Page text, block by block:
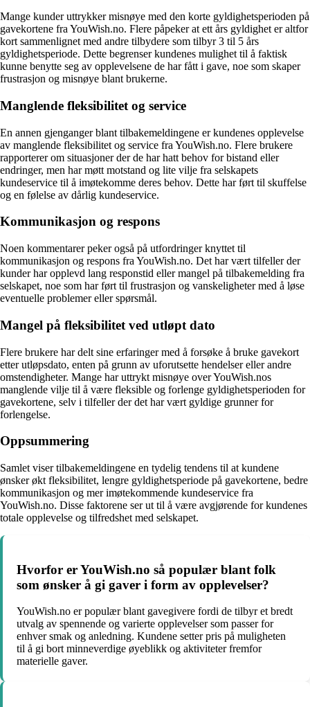
Mange kunder uttrykker misnøye med den korte gyldighetsperioden på
gavekortene fra YouWish.no. Flere påpeker at ett års gyldighet er altfor
kort sammenlignet med andre tilbydere som tilbyr 3 til 5 års
gyldighetsperiode. Dette begrenser kundenes mulighet til å faktisk
kunne benytte seg av opplevelsene de har fått i gave, noe som skaper
frustrasjon og misnøye blant brukerne.
Manglende fleksibilitet og service
En annen gjenganger blant tilbakemeldingene er kundenes opplevelse
av manglende fleksibilitet og service fra YouWish.no. Flere brukere
rapporterer om situasjoner der de har hatt behov for bistand eller
endringer, men har møtt motstand og lite vilje fra selskapets
kundeservice til å imøtekomme deres behov. Dette har ført til skuffelse
og en følelse av dårlig kundeservice.
Kommunikasjon og respons
Noen kommentarer peker også på utfordringer knyttet til
kommunikasjon og respons fra YouWish.no. Det har vært tilfeller der
kunder har opplevd lang responstid eller mangel på tilbakemelding fra
selskapet, noe som har ført til frustrasjon og vanskeligheter med å løse
eventuelle problemer eller spørsmål.
Mangel på fleksibilitet ved utløpt dato
Flere brukere har delt sine erfaringer med å forsøke å bruke gavekort
etter utløpsdato, enten på grunn av uforutsette hendelser eller andre
omstendigheter. Mange har uttrykt misnøye over YouWish.nos
manglende vilje til å være fleksible og forlenge gyldighetsperioden for
gavekortene, selv i tilfeller der det har vært gyldige grunner for
forlengelse.
Oppsummering
Samlet viser tilbakemeldingene en tydelig tendens til at kundene
ønsker økt fleksibilitet, lengre gyldighetsperiode på gavekortene, bedre
kommunikasjon og mer imøtekommende kundeservice fra
YouWish.no. Disse faktorene ser ut til å være avgjørende for kundenes
totale opplevelse og tilfredshet med selskapet.
Hvorfor er YouWish.no så populær blant folk
som ønsker å gi gaver i form av opplevelser?
YouWish.no er populær blant gavegivere fordi de tilbyr et bredt
utvalg av spennende og varierte opplevelser som passer for
enhver smak og anledning. Kundene setter pris på muligheten
til å gi bort minneverdige øyeblikk og aktiviteter fremfor
materielle gaver.